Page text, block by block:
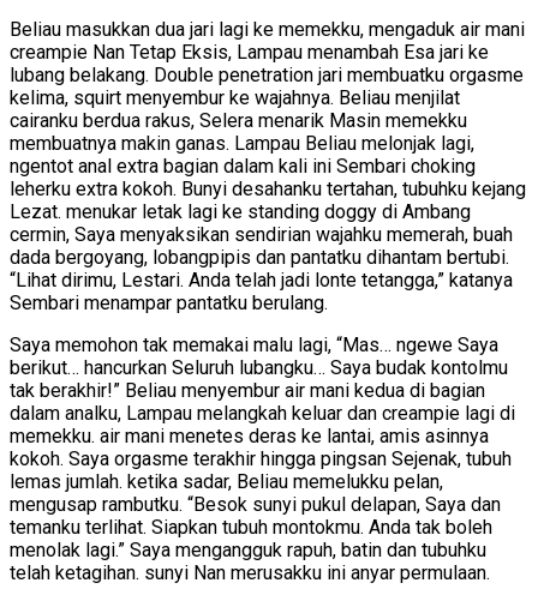
Beliau masukkan dua jari lagi ke memekku, mengaduk air mani
creampie Nan Tetap Eksis, Lampau menambah Esa jari ke
lubang belakang. Double penetration jari membuatku orgasme
kelima, squirt menyembur ke wajahnya. Beliau menjilat
cairanku berdua rakus, Selera menarik Masin memekku
membuatnya makin ganas. Lampau Beliau melonjak lagi,
ngentot anal extra bagian dalam kali ini Sembari choking
leherku extra kokoh. Bunyi desahanku tertahan, tubuhku kejang
Lezat. menukar letak lagi ke standing doggy di Ambang
cermin, Saya menyaksikan sendirian wajahku memerah, buah
dada bergoyang, lobangpipis dan pantatku dihantam bertubi.
“Lihat dirimu, Lestari. Anda telah jadi lonte tetangga,” katanya
Sembari menampar pantatku berulang.
Saya memohon tak memakai malu lagi, “Mas… ngewe Saya
berikut… hancurkan Seluruh lubangku… Saya budak kontolmu
tak berakhir!” Beliau menyembur air mani kedua di bagian
dalam analku, Lampau melangkah keluar dan creampie lagi di
memekku. air mani menetes deras ke lantai, amis asinnya
kokoh. Saya orgasme terakhir hingga pingsan Sejenak, tubuh
lemas jumlah. ketika sadar, Beliau memelukku pelan,
mengusap rambutku. “Besok sunyi pukul delapan, Saya dan
temanku terlihat. Siapkan tubuh montokmu. Anda tak boleh
menolak lagi.” Saya mengangguk rapuh, batin dan tubuhku
telah ketagihan. sunyi Nan merusakku ini anyar permulaan.